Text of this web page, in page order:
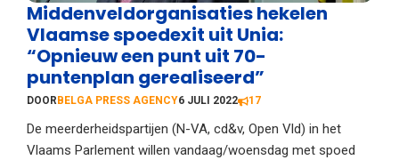
Middenveldorganisaties hekelen
Vlaamse spoedexit uit Unia:
“Opnieuw een punt uit 70-
puntenplan gerealiseerd”
DOOR BELGA PRESS AGENCY6 JULI 2022 17
De meerderheidspartijen (N-VA, cd&v, Open Vld) in het
Vlaams Parlement willen vandaag/woensdag met spoed